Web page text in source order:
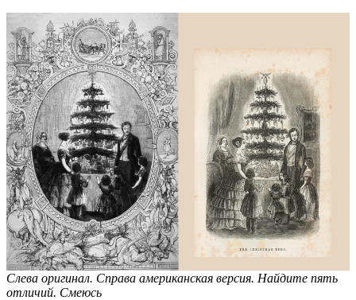
Слева оригинал. Справа американская версия. Найдите пять
отличий. Смеюсь